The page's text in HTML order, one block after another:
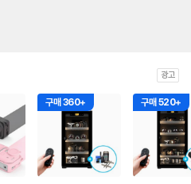
광고
구매 360+ 구매 520+